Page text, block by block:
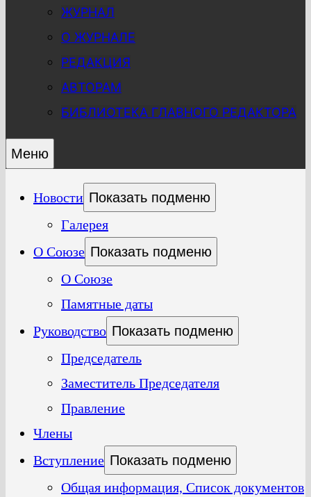
ЖУРНАЛ
О ЖУРНАЛЕ
РЕДАКЦИЯ
АВТОРАМ
БИБЛИОТЕКА ГЛАВНОГО РЕДАКТОРА
Меню
Новости Показать подменю
Галерея
О Союзе Показать подменю
О Союзе
Памятные даты
Руководство Показать подменю
Председатель
Заместитель Председателя
Правление
Члены
Вступление Показать подменю
Общая информация, Список документов